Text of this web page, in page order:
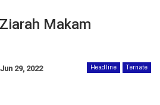
Makam
Headline Ternate
Jun 29, 2022